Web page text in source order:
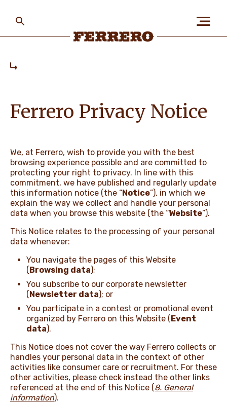
OUR BRANDS
VACATURES
main
content
Ferrero Privacy Notice
We, at Ferrero, wish to provide you with the best
browsing experience possible and are committed to
protecting your right to privacy. In line with this
commitment, we have published and regularly update
this information notice (the “Notice”), in which we
explain the way we collect and handle your personal
data when you browse this website (the “Website”).
This Notice relates to the processing of your personal
data whenever:
You navigate the pages of this Website
(Browsing data);
You subscribe to our corporate newsletter
(Newsletter data); or
You participate in a contest or promotional event
organized by Ferrero on this Website (Event
data).
This Notice does not cover the way Ferrero collects or
handles your personal data in the context of other
activities like consumer care or recruitment. For these
other activities, please check instead the other links
referenced at the end of this Notice (8. General
information).